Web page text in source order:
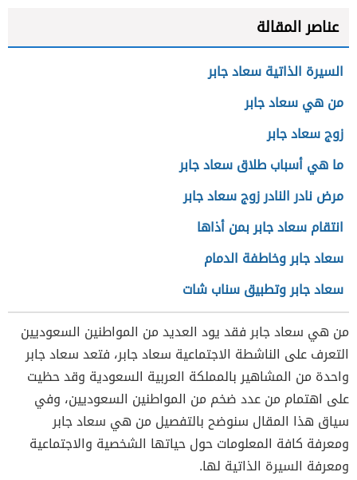
عناصر المقالة
السيرة الذاتية سعاد جابر
من هي سعاد جابر
زوج سعاد جابر
ما هي أسباب طلاق سعاد جابر
مرض نادر النادر زوج سعاد جابر
انتقام سعاد جابر بمن أذاها
سعاد جابر وخاطفة الدمام
سعاد جابر وتطبيق سناب شات
من هي سعاد جابر فقد يود العديد من المواطنين السعوديين
التعرف على الناشطة الاجتماعية سعاد جابر، فتعد سعاد جابر
واحدة من المشاهير بالمملكة العربية السعودية وقد حظيت
على اهتمام من عدد ضخم من المواطنين السعوديين، وفي
سياق هذا المقال سنوضح بالتفصيل من هي سعاد جابر
ومعرفة كافة المعلومات حول حياتها الشخصية والاجتماعية
ومعرفة السيرة الذاتية لها.